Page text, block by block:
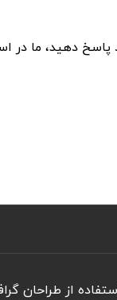
پاسخ دهید، ما
از طراحان